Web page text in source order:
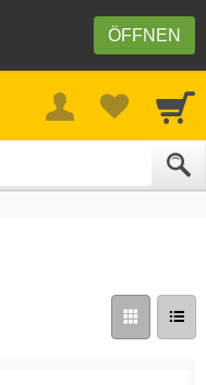
ÖFFNEN